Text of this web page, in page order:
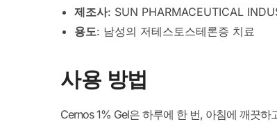
제조사: SUN PHARMACEUTICAL
용도: 남성의 저테스토스테론증 치료
사용 방법
Cernos 1% Gel은 하루에 한 번, 아침에 깨끗